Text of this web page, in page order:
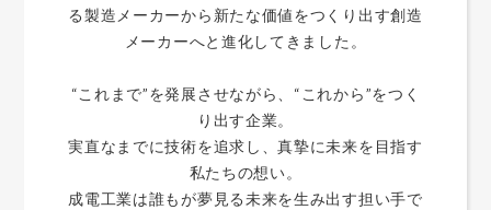
る製造メーカーから新たな価値をつくり出す創造
メーカーへと進化してきました。
“これまで”を発展させながら、“これから”をつく
り出す企業。
実直なまでに技術を追求し、真摯に未来を目指す
私たちの想い。
成電工業は誰もが夢見る未来を生み出す担い手で